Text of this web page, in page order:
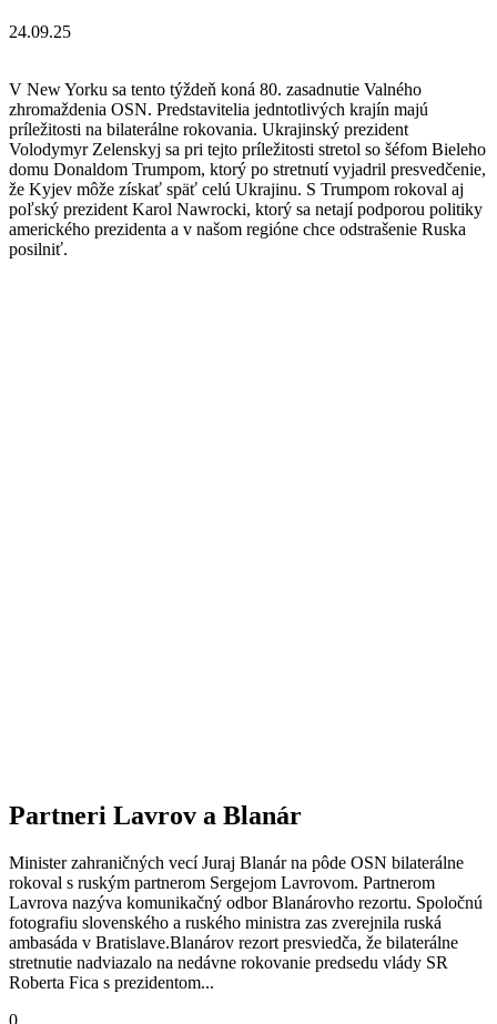
24.09.25
V New Yorku sa tento týždeň koná 80. zasadnutie Valného
zhromaždenia OSN. Predstavitelia jedntotlivých krajín majú
príležitosti na bilaterálne rokovania. Ukrajinský prezident
Volodymyr Zelenskyj sa pri tejto príležitosti stretol so šéfom Bieleho
domu Donaldom Trumpom, ktorý po stretnutí vyjadril presvedčenie,
že Kyjev môže získať späť celú Ukrajinu. S Trumpom rokoval aj
poľský prezident Karol Nawrocki, ktorý sa netají podporou politiky
amerického prezidenta a v našom regióne chce odstrašenie Ruska
posilniť.
Partneri Lavrov a Blanár
Minister zahraničných vecí Juraj Blanár na pôde OSN bilaterálne
rokoval s ruským partnerom Sergejom Lavrovom. Partnerom
Lavrova nazýva komunikačný odbor Blanárovho rezortu. Spoločnú
fotografiu slovenského a ruského ministra zas zverejnila ruská
ambasáda v Bratislave.Blanárov rezort presviedča, že bilaterálne
stretnutie nadviazalo na nedávne rokovanie predsedu vlády SR
Roberta Fica s prezidentom...
0